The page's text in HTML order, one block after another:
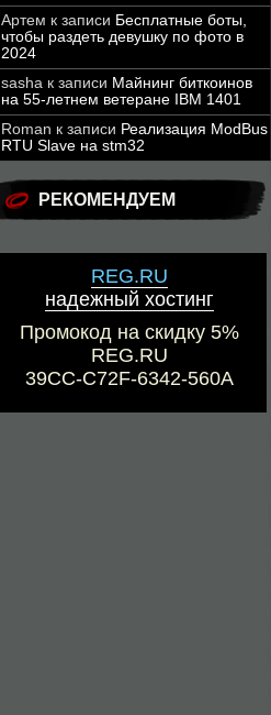
Артем к записи Бесплатные боты,
чтобы раздеть девушку по фото в
2024
sasha к записи Майнинг биткоинов
на 55-летнем ветеране IBM 1401
Roman к записи Реализация ModBus
RTU Slave на stm32
РЕКОМЕНДУЕМ
REG.RU
надежный хостинг
Промокод на скидку 5%
REG.RU
39CC-C72F-6342-560A